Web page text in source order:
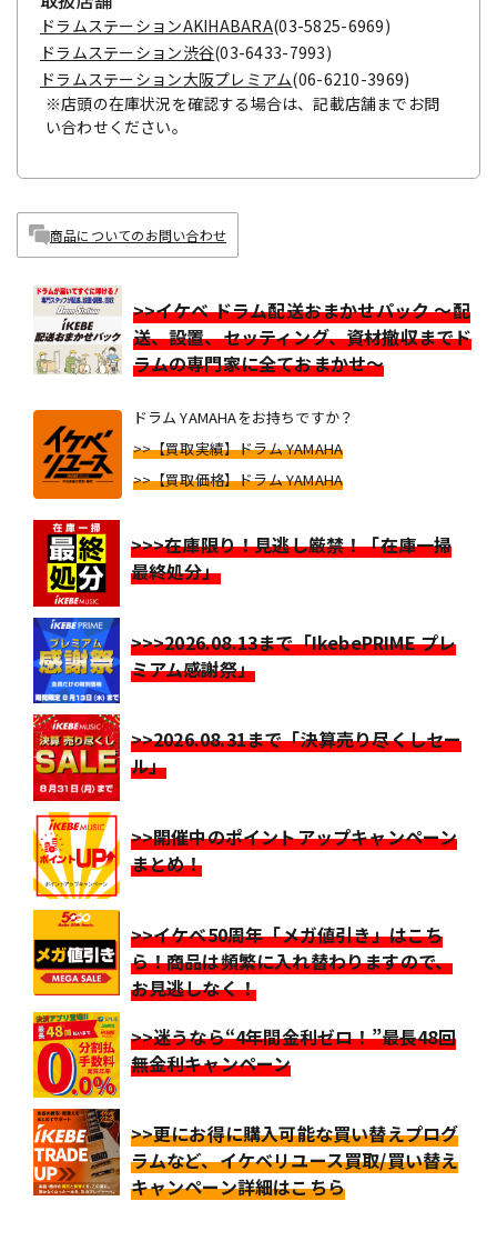
ドラムステーションAKIHABARA(03-5825-6969)
ドラムステーション渋谷(03-6433-7993)
ドラムステーション大阪プレミアム(06-6210-3969)
※店頭の在庫状況を確認する場合は、記載店舗までお問
い合わせください。
商品についてのお問い合わせ
>>イケベ ドラム配送おまかせパック ～配
送、設置、セッティング、資材撤収までド
ラムの専門家に全ておまかせ～
ドラム YAMAHAをお持ちですか？
>>【買取実績】ドラム YAMAHA
>>【買取価格】ドラム YAMAHA
>>>在庫限り！見逃し厳禁！「在庫一掃
最終処分」
>>>2026.08.13まで「IkebePRIME プレ
ミアム感謝祭」
>>2026.08.31まで「決算売り尽くしセー
ル」
>>開催中のポイントアップキャンペーン
まとめ！
>>イケベ50周年「メガ値引き」はこち
ら！商品は頻繁に入れ替わりますので、
お見逃しなく！
>>迷うなら“4年間金利ゼロ！”最長48回
無金利キャンペーン
>>更にお得に購入可能な買い替えプログ
ラムなど、イケベリユース買取/買い替え
キャンペーン詳細はこちら